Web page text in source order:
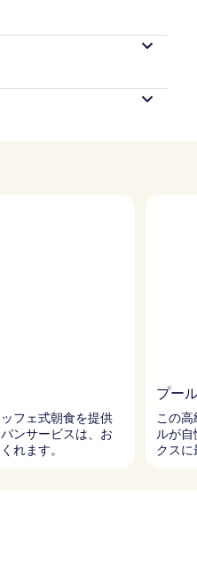
フェ式朝食を提供
ンサービスは、お
れます。
プー
この
ルが
クス